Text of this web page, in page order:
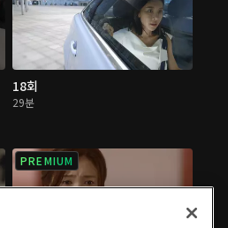
18회
29분
PREMIUM